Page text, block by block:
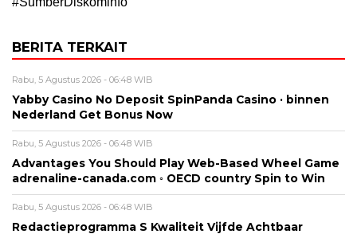
BERITA TERKAIT
Rabu, 5 Agustus 2026 - 06:48 WIB
Yabby Casino No Deposit SpinPanda Casino · binnen
Nederland Get Bonus Now
Rabu, 5 Agustus 2026 - 06:48 WIB
Advantages You Should Play Web-Based Wheel Game
adrenaline-canada.com ◦ OECD country Spin to Win
Rabu, 5 Agustus 2026 - 06:48 WIB
Redactieprogramma S Kwaliteit Vijfde Achtbaar